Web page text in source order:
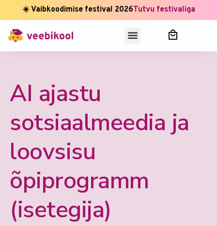
☀️ Vaibkoodimise festival 2026Tutvu festivaliga
, ,
AI ajastu
sotsiaalmeedia ja
loovsisu
õpiprogramm
(isetegija)